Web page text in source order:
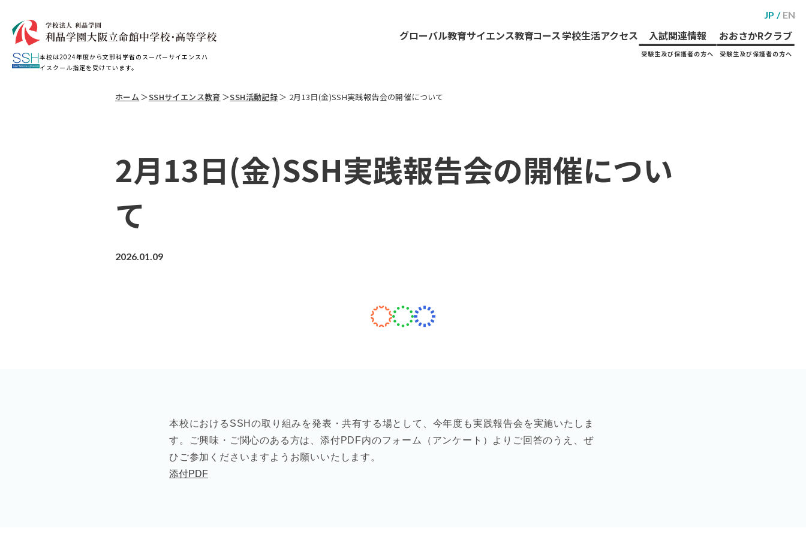
本校は2024年度から文部科学省のスーパーサイエンスハ
イスクール指定を受けています。
JP EN
グローバル教育サイエンス教育コース学校生活アクセス 入試関連情報
受験生及び保護者の方へ
おおさかRクラブ
受験生及び保護者の方へ
ホーム ＞SSHサイエンス教育 ＞SSH活動記録＞ 2月13日(金)SSH実践報告会の開催について
2月13日(金)SSH実践報告会の開催につい
て
2026.01.09
本校におけるSSHの取り組みを発表・共有する場として、 今年度も実践報告会を実施いたしま
す。ご興味・ ご関心のある方は、添付PDF内のフォーム（アンケート） よりご回答のうえ、 ぜ
ひご参加くださいますようお願いいたします。
添付PDF